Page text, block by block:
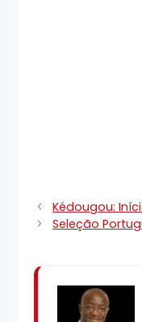
Kédougou:
Seleção